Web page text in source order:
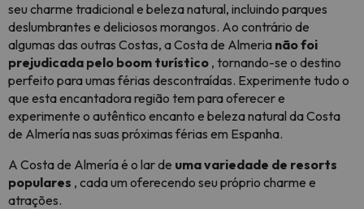
seu charme tradicional e beleza natural, incluindo parques
deslumbrantes e deliciosos morangos. Ao contrário de
algumas das outras Costas, a Costa de Almeria não foi
prejudicada pelo boom turístico , tornando-se o destino
perfeito para umas férias descontraídas. Experimente tudo o
que esta encantadora região tem para oferecer e
experimente o autêntico encanto e beleza natural da Costa
de Almería nas suas próximas férias em Espanha.
A Costa de Almería é o lar de uma variedade de resorts
populares , cada um oferecendo seu próprio charme e
atrações.